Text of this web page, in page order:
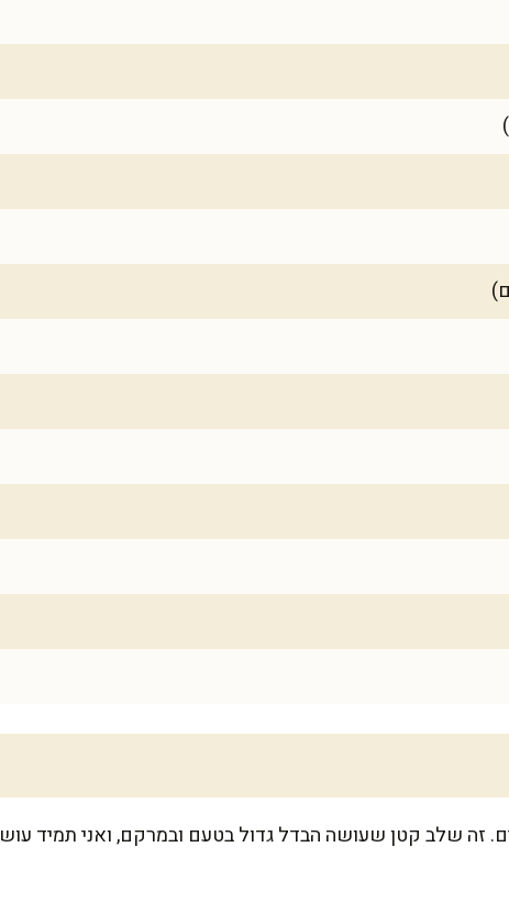
זה שלב קטן שעושה הבדל גדול בטעם ובמרקם, ואני תמיד